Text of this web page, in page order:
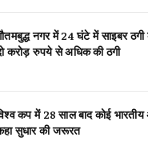
नगर में 24 घंटे में साइबर
करोड़ रुपये से अधिक की ठगी
कप में 28 साल बाद कोई भारतीय
सुधार की जरूरत